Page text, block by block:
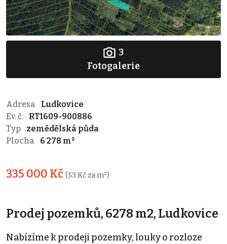
3
Fotogalerie
Adresa
Ludkovice
Ev. č.
RT1609-900886
Typ
zemědělská půda
Plocha
6 278 m²
335 000 Kč (53 Kč za m²)
Prodej pozemků, 6278 m2, Ludkovice
Nabízíme k prodeji pozemky, louky o rozloze